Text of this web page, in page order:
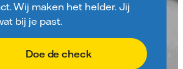
Wij maken het helder. Jij
bij je past.
Doe de check